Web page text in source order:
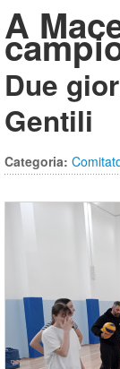
A
Due
Gentili
Categoria: